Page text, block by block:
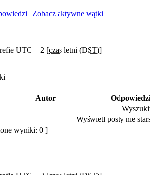
| Zobacz aktywne wątki
UTC + 2 [czas letni (DST)]
Autor
Wyświetl posty nie
wyniki: 0 ]